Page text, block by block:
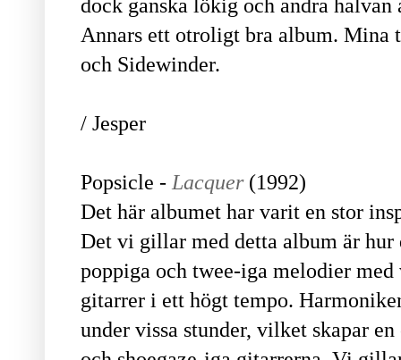
Annars ett otroligt bra album. Mina
och Sidewinder.
/ Jesper
Popsicle - Lacquer(1992)
Det här albumet har varit en stor
Det vi gillar med detta album är
poppiga och twee-iga melodier
gitarrer i ett högt tempo.
under vissa stunder, vilket skapar